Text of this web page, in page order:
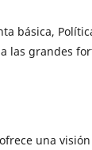
básica,
las grandes
una